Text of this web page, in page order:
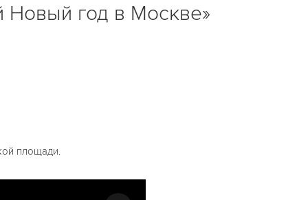
Новый год в Москве»
площади.